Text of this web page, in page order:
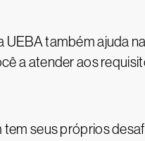
UEBA também ajuda
a atender aos
seus próprios